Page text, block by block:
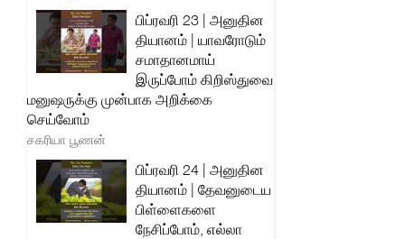
பிப்ரவரி 23 | அனுதின
தியானம் | யாவரோடும்
சமாதானமாய்
இருப்போம் கிறிஸ்துவை
மனுஷருக்கு முன்பாக அறிக்கை
செய்வோம்
சகரியா பூணன்
பிப்ரவரி 24 | அனுதின
தியானம் | தேவனுடைய
பிள்ளைகளை
நேசிப்போம், எல்லா